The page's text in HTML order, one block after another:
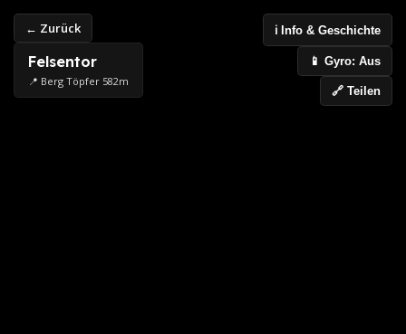
← Zurück
Felsentor
📍 Berg Töpfer 582m
ℹ️ Info & Geschichte
📱 Gyro: Aus
🔗 Teilen